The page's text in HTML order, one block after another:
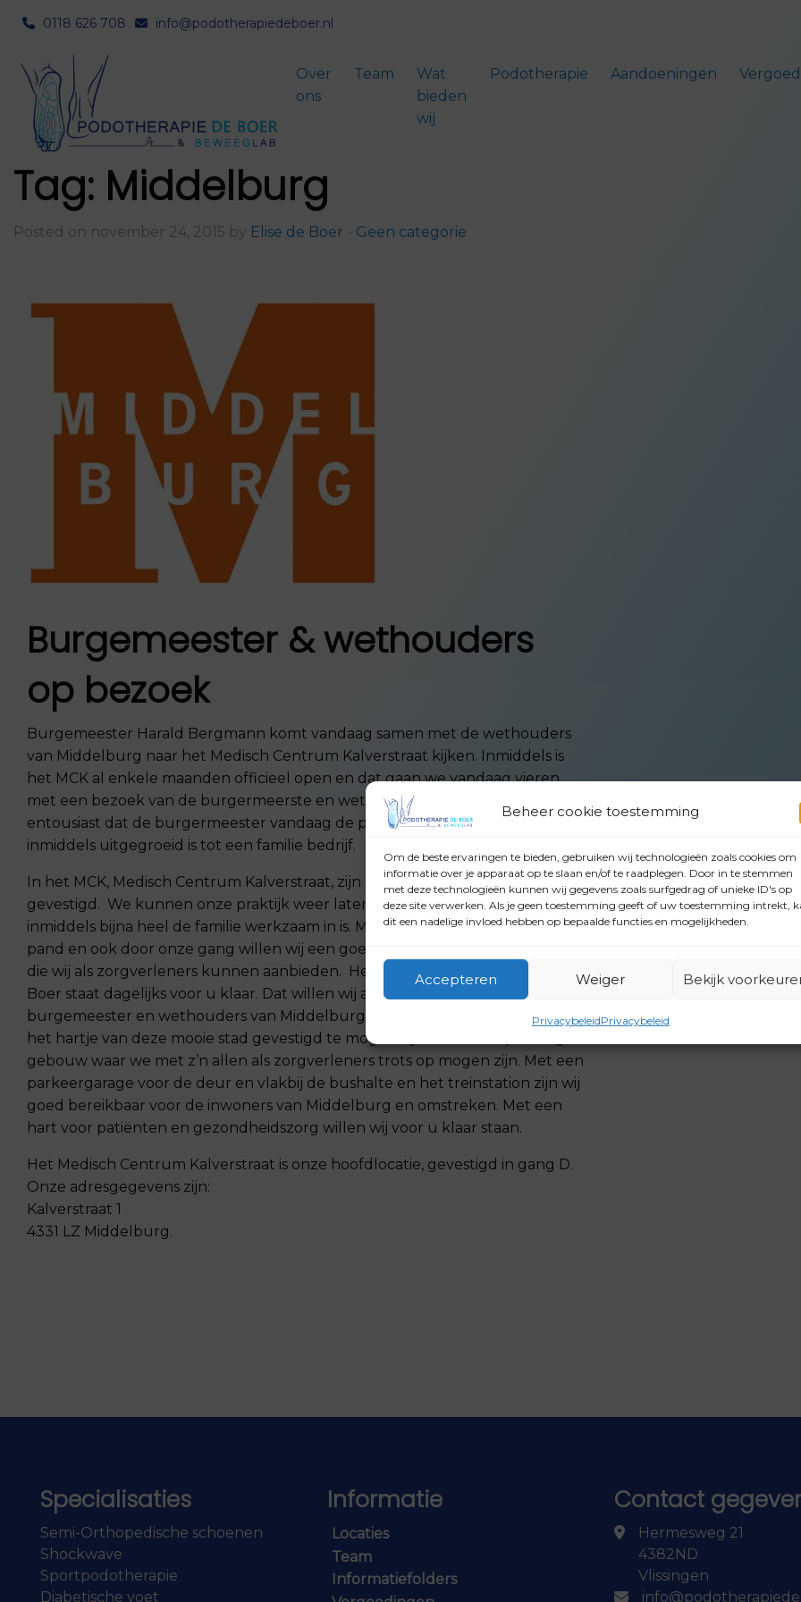
Beheer cookie toestemming
Om de beste ervaringen te bieden, gebruiken wij technologieën zoals cookies om
informatie over je apparaat op te slaan en/of te raadplegen. Door in te stemmen
met deze technologieën kunnen wij gegevens zoals surfgedrag of unieke ID's op
deze site verwerken. Als je geen toestemming geeft of uw toestemming intrekt,
dit een nadelige invloed hebben op bepaalde functies en mogelijkheden.
Accepteren Weiger Bekijk
PrivacybeleidPrivacybeleid
0118 626 708 info@podotherapiedeboer.nl
Over
ons
Team
Wat
bieden
wij
Podotherapie Aandoeningen
Tag: Middelburg
Posted on november 24, 2015 by Elise de Boer - Geen categorie
Burgemeester & wethouders
op bezoek
Burgemeester Harald Bergmann komt vandaag samen met de wethouders
van Middelburg naar het Medisch Centrum Kalverstraat kijken. Inmiddels is
het MCK al enkele maanden officieel open en dat gaan we vandaag vieren
met een bezoek van de burgermeerste en wethouders. Wij zijn erg
entousiast dat de burgermeester vandaag de praktijk komt bekijken, welke
inmiddels uitgegroeid is tot een familie bedrijf.
In het MCK, Medisch Centrum Kalverstraat, zijn diverse zorgverleners
gevestigd. We kunnen onze praktijk weer laten zien. Het bedrijf waar
inmiddels bijna heel de familie werkzaam in is. Met een rondleiding door het
pand en ook door onze gang willen wij een goede indruk geven van de zorg
die wij als zorgverleners kunnen aanbieden. Het team van Podotherapie de
Boer staat dagelijks voor u klaar. Dat willen wij aan u laten zien en aan de
burgemeester en wethouders van Middelburg. Het is een voorrecht om in
het hartje van deze mooie stad gevestigd te mogen zijn. Het is een prachtig
gebouw waar we met z’n allen als zorgverleners trots op mogen zijn. Met een
parkeergarage voor de deur en vlakbij de bushalte en het treinstation zijn wij
goed bereikbaar voor de inwoners van Middelburg en omstreken. Met een
hart voor patiënten en gezondheidszorg willen wij voor u klaar staan.
Het Medisch Centrum Kalverstraat is onze hoofdlocatie, gevestigd in gang D.
Onze adresgegevens zijn:
Kalverstraat 1
4331 LZ Middelburg.
Specialisaties
Semi-Orthopedische schoenen
Shockwave
Sportpodotherapie
Diabetische voet
Informatie
Locaties
Team
Informatiefolders
Contact
Hermesweg 21
4382ND
Vlissingen